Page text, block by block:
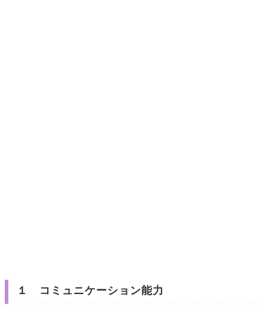
１ コミュニケーション能力